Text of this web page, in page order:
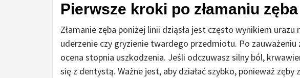
Pierwsze kroki po złamaniu zęba
Złamanie zęba poniżej linii dziąsła jest często wynikiem
uderzenie czy gryzienie twardego przedmiotu. Po
ocena stopnia uszkodzenia. Jeśli odczuwasz silny ból,
się z dentystą. Ważne jest, aby działać szybko, ponieważ zęby